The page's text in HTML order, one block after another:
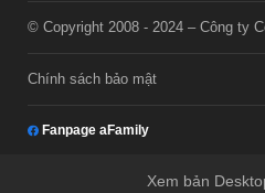
© Copyright 2008 - 2024 – Công ty
Chính sách bảo mật
Fanpage aFamily
Xem bản